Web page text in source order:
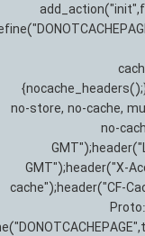
no-store, no-cache,
no-
GMT");header("X-
cache");header("CF-